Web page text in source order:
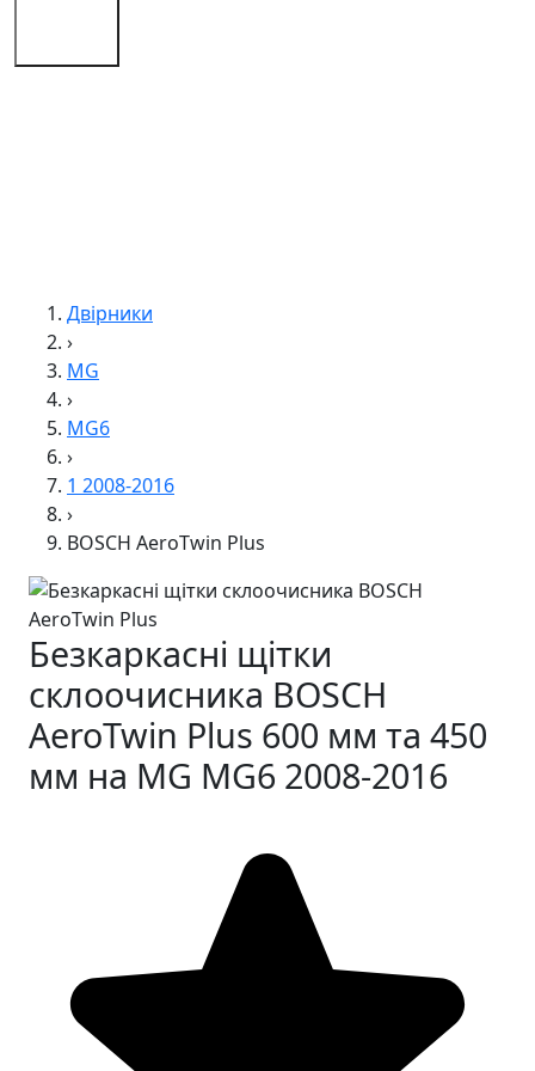
Двірники
›
MG
›
MG6
›
1 2008-2016
›
BOSCH AeroTwin Plus
Безкаркасні щітки
склоочисника BOSCH
AeroTwin Plus 600 мм та 450
мм на MG MG6 2008-2016